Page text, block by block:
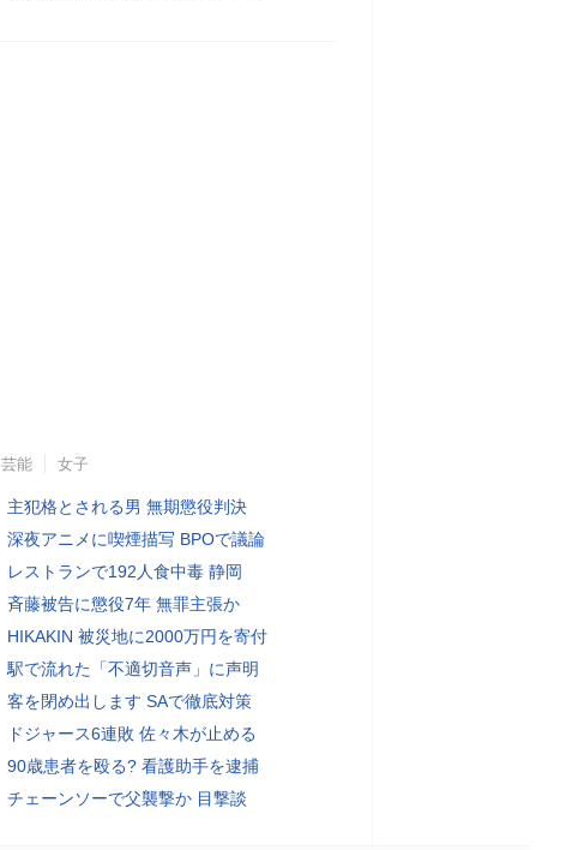
芸能 女子
主犯格とされる男 無期懲役判決
深夜アニメに喫煙描写 BPOで議論
レストランで192人食中毒 静岡
斉藤被告に懲役7年 無罪主張か
HIKAKIN 被災地に2000万円を寄付
駅で流れた「不適切音声」に声明
客を閉め出します SAで徹底対策
ドジャース6連敗 佐々木が止める
90歳患者を殴る? 看護助手を逮捕
チェーンソーで父襲撃か 目撃談